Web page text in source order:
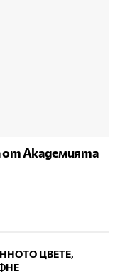
от Академията
ЦВЕТЕ,